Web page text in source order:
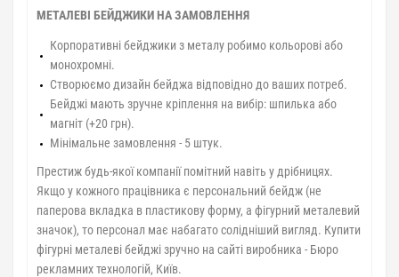
МЕТАЛЕВІ БЕЙДЖИКИ НА ЗАМОВЛЕННЯ
Корпоративні бейджики з металу робимо кольорові або
монохромні.
Створюємо дизайн бейджа відповідно до ваших потреб.
Бейджі мають зручне кріплення на вибір: шпилька або
магніт (+20 грн).
Мінімальне замовлення - 5 штук.
Престиж будь-якої компанії помітний навіть у дрібницях.
Якщо у кожного працівника є персональний бейдж (не
паперова вкладка в пластикову форму, а фігурний металевий
значок), то персонал має набагато солідніший вигляд. Купити
фігурні металеві бейджі зручно на сайті виробника - Бюро
рекламних технологій, Київ.